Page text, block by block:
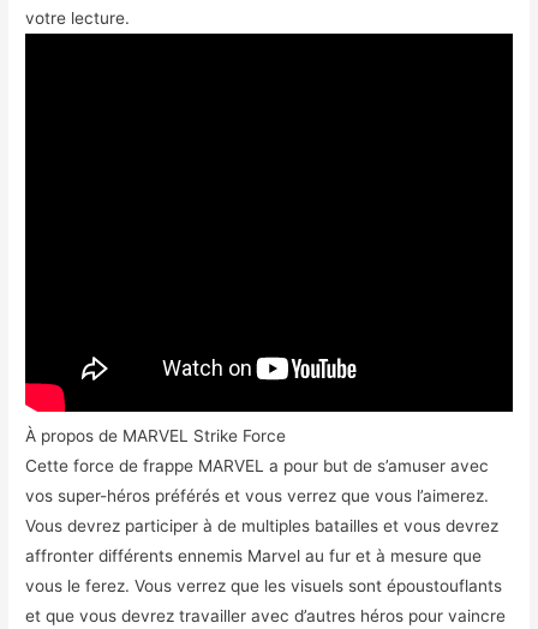
votre lecture.
À propos de MARVEL Strike Force
Cette force de frappe MARVEL a pour but de s’amuser avec
vos super-héros préférés et vous verrez que vous l’aimerez.
Vous devrez participer à de multiples batailles et vous devrez
affronter différents ennemis Marvel au fur et à mesure que
vous le ferez. Vous verrez que les visuels sont époustouflants
et que vous devrez travailler avec d’autres héros pour vaincre